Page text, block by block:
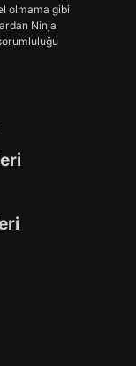
olmama gibi
Ninja